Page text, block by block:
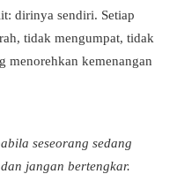
dirinya sendiri. Setiap
tidak mengumpat, tidak
menorehkan kemenangan
seseorang sedang
jangan bertengkar.